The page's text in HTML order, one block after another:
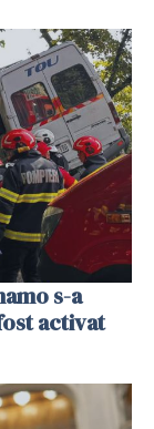
s-a
activat